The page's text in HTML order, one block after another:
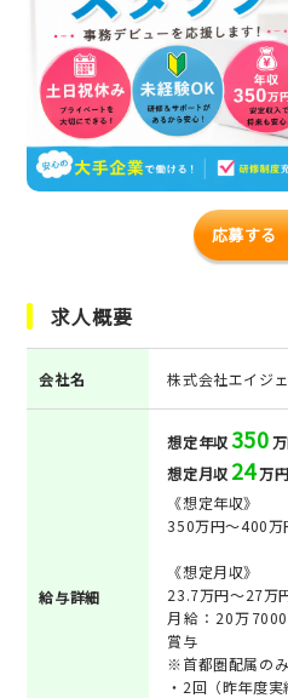
応募する
求人概要
会社名 株式会社エイジ
給与詳細
想定年収350
想定月収 24万
《想定年収》
350万円～400万
《想定月収》
23.7万円～27万
月給：20万
賞与
※首都圏配属の
・2回（昨年度実